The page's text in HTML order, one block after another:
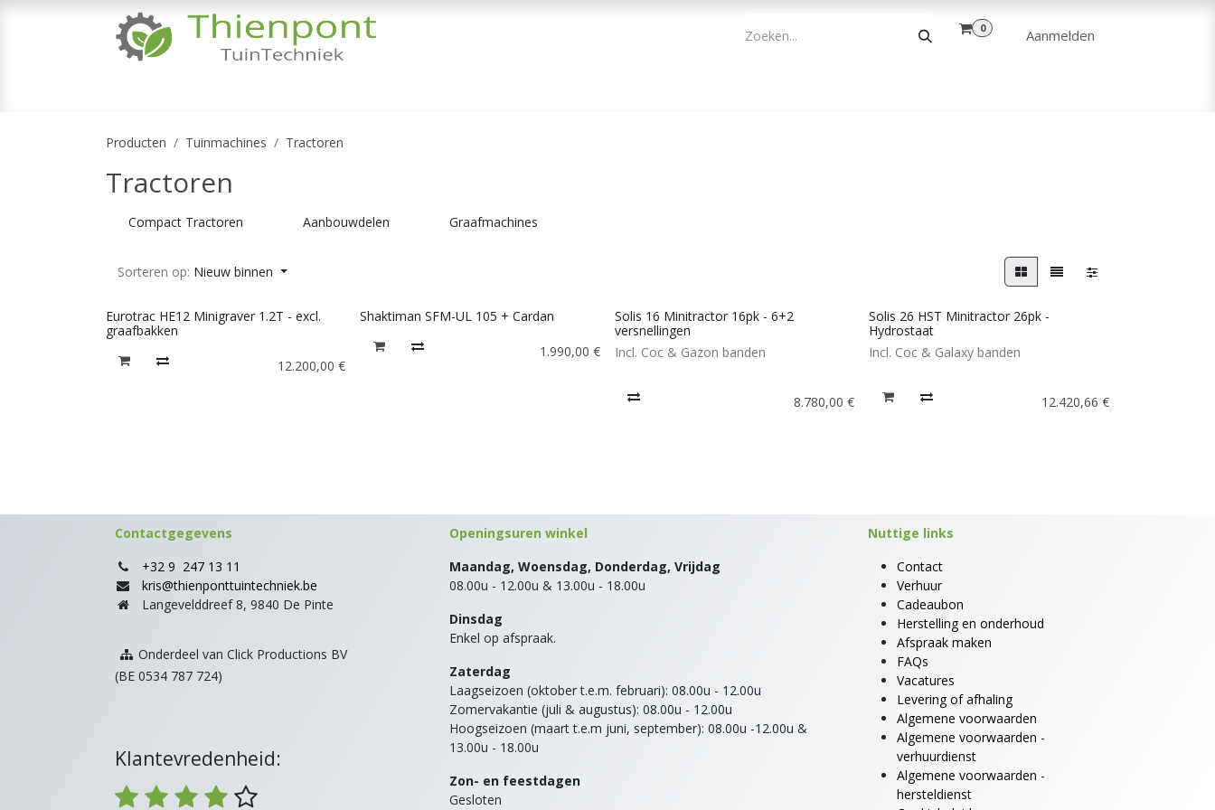
0 Aanmelden
Producten Tuinmachines Tractoren
Tractoren
Compact Tractoren Aanbouwdelen Graafmachines
Sorteren op: Nieuw binnen
Eurotrac HE12 Minigraver 1.2T - excl.
graafbakken
12.200,00 €
Shaktiman SFM-UL 105 + Cardan
1.990,00 €
Solis 16 Minitractor 16pk - 6+2
versnellingen
Incl. Coc & Gazon banden
8.780,00 €
Solis 26 HST Minitractor 26pk -
Hydrostaat
Incl. Coc & Galaxy banden
12.420,66 €
Openingsuren winkel
Maandag, Woensdag, Donderdag, Vrijdag
08.00u - 12.00u & 13.00u - 18.00u
Dinsdag
Enkel op afspraak.
Zaterdag
Laagseizoen (oktober t.e.m. februari): 08.00u - 12.00u
Zomervakantie (juli & augustus): 08.00u - 12.00u
Hoogseizoen (maart t.e.m juni, september): 08.00u -12.00u &
13.00u - 18.00u
Zon- en feestdagen
Gesloten
Contactgegevens
+32 9 247 13 11
kris@thienponttuintechniek.be
Langevelddreef 8, 9840 De Pinte
Onderdeel van Click Productions BV
(BE 0534 787 724)
Klantevredenheid:
Nuttige links
Contact
Verhuur
Cadeaubon
Herstelling en onderhoud
Afspraak maken
FAQs
Vacatures
Levering of afhaling
Algemene voorwaarden
Algemene voorwaarden -
verhuurdienst
Algemene voorwaarden -
hersteldienst